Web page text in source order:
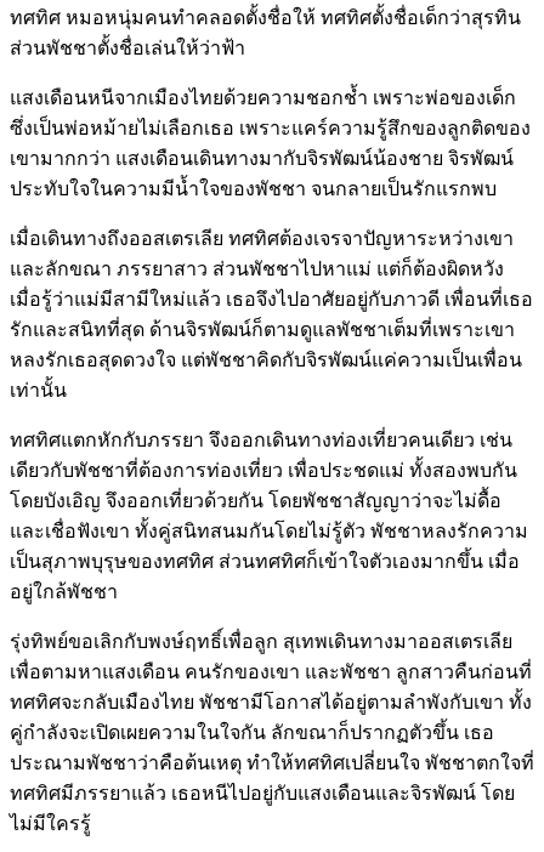
ทศทิศ หมอหนุ่มคนทำคลอดตั้งชื่อให้ ทศทิศตั้งชื่อเด็กว่าสุรทิน
ส่วนพัชชาตั้งชื่อเล่นให้ว่าฟ้า
แสงเดือนหนีจากเมืองไทยด้วยความชอกช้ำ เพราะพ่อของเด็ก
ซึ่งเป็นพ่อหม้ายไม่เลือกเธอ เพราะแคร์ความรู้สึกของลูกติดของ
เขามากกว่า แสงเดือนเดินทางมากับจิรพัฒน์น้องชาย จิรพัฒน์
ประทับใจในความมีน้ำใจของพัชชา จนกลายเป็นรักแรกพบ
เมื่อเดินทางถึงออสเตรเลีย ทศทิศต้องเจรจาปัญหาระหว่างเขา
และลักขณา ภรรยาสาว ส่วนพัชชาไปหาแม่ แต่ก็ต้องผิดหวัง
เมื่อรู้ว่าแม่มีสามีใหม่แล้ว เธอจึงไปอาศัยอยู่กับภาวดี เพื่อนที่เธอ
รักและสนิทที่สุด ด้านจิรพัฒน์ก็ตามดูแลพัชชาเต็มที่เพราะเขา
หลงรักเธอสุดดวงใจ แต่พัชชาคิดกับจิรพัฒน์แค่ความเป็นเพื่อน
เท่านั้น
ทศทิศแตกหักกับภรรยา จึงออกเดินทางท่องเที่ยวคนเดียว เช่น
เดียวกับพัชชาที่ต้องการท่องเที่ยว เพื่อประชดแม่ ทั้งสองพบกัน
โดยบังเอิญ จึงออกเที่ยวด้วยกัน โดยพัชชาสัญญาว่าจะไม่ดื้อ
และเชื่อฟังเขา ทั้งคู่สนิทสนมกันโดยไม่รู้ตัว พัชชาหลงรักความ
เป็นสุภาพบุรุษของทศทิศ ส่วนทศทิศก็เข้าใจตัวเองมากขึ้น เมื่อ
อยู่ใกล้พัชชา
รุ่งทิพย์ขอเลิกกับพงษ์ฤทธิ์เพื่อลูก สุเทพเดินทางมาออสเตรเลีย
เพื่อตามหาแสงเดือน คนรักของเขา และพัชชา ลูกสาวคืนก่อนที่
ทศทิศจะกลับเมืองไทย พัชชามีโอกาสได้อยู่ตามลำพังกับเขา ทั้ง
คู่กำลังจะเปิดเผยความในใจกัน ลักขณาก็ปรากฏตัวขึ้น เธอ
ประณามพัชชาว่าคือต้นเหตุ ทำให้ทศทิศเปลี่ยนใจ พัชชาตกใจที่
ทศทิศมีภรรยาแล้ว เธอหนีไปอยู่กับแสงเดือนและจิรพัฒน์ โดย
ไม่มีใครรู้